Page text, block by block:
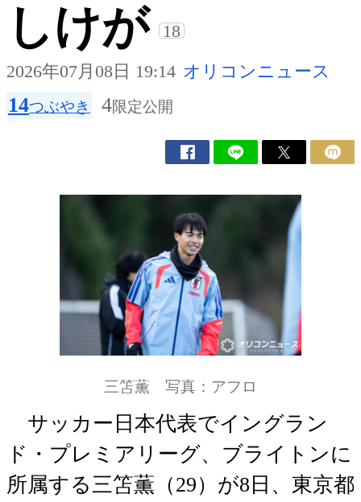
しけが
18
2026年07月08日 19:14 オリコンニュース
14つぶやき 4限定公開
三笘薫 写真：アフロ
サッカー日本代表でイングラン
ド・プレミアリーグ、ブライトンに
所属する三笘薫（29）が8日、東京都